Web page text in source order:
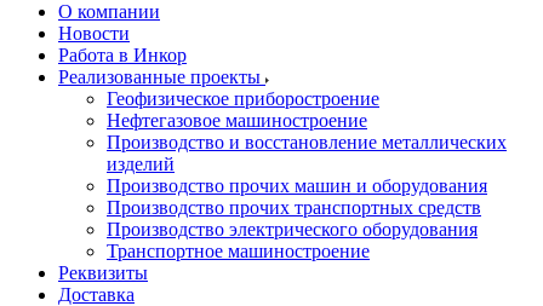
О компании
Новости
Работа в Инкор
Реализованные проекты
Геофизическое приборостроение
Нефтегазовое машиностроение
Производство и восстановление металлических
изделий
Производство прочих машин и оборудования
Производство прочих транспортных средств
Производство электрического оборудования
Транспортное машиностроение
Реквизиты
Доставка